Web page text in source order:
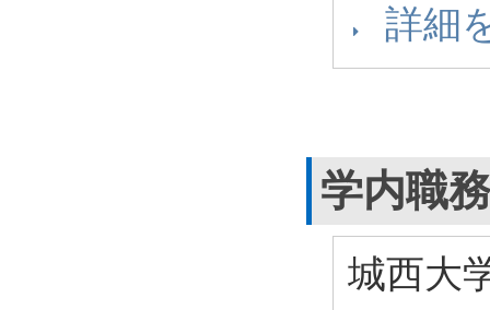
詳細
学内職
城西大